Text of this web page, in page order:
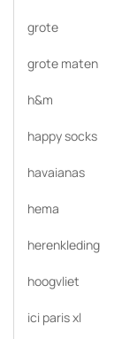
grote
grote maten
h&m
happy socks
havaianas
hema
herenkleding
hoogvliet
ici paris xl